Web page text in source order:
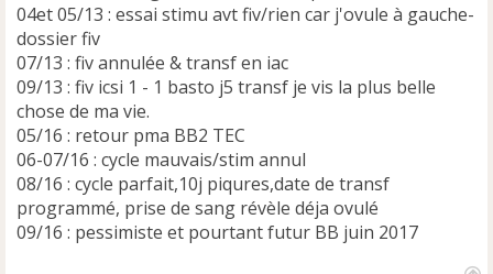
04et 05/13 : essai stimu avt fiv/rien car j'ovule à gauche-
dossier fiv
07/13 : fiv annulée & transf en iac
09/13 : fiv icsi 1 - 1 basto j5 transf je vis la plus belle
chose de ma vie.
05/16 : retour pma BB2 TEC
06-07/16 : cycle mauvais/stim annul
08/16 : cycle parfait,10j piqures,date de transf
programmé, prise de sang révèle déja ovulé
09/16 : pessimiste et pourtant futur BB juin 2017